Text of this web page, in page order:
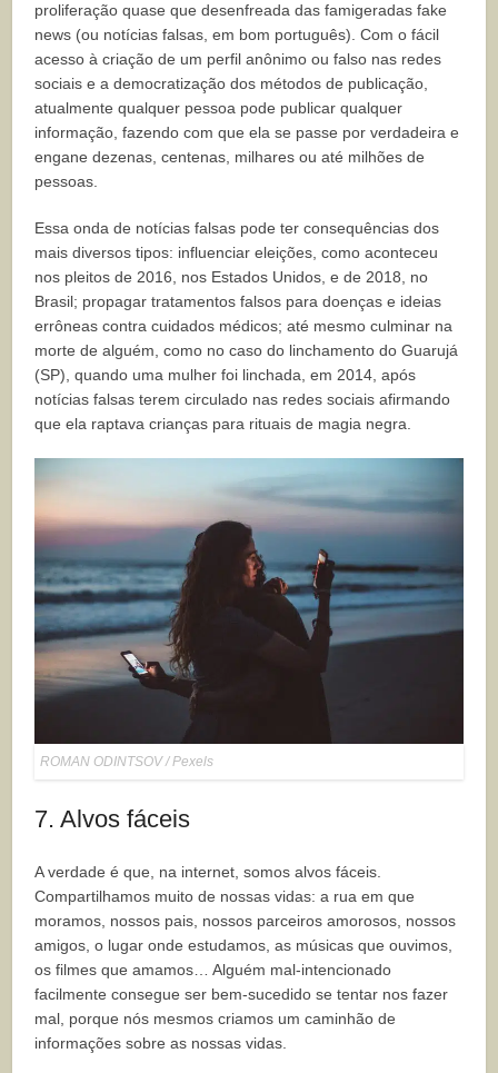
proliferação quase que desenfreada das famigeradas fake
news (ou notícias falsas, em bom português). Com o fácil
acesso à criação de um perfil anônimo ou falso nas redes
sociais e a democratização dos métodos de publicação,
atualmente qualquer pessoa pode publicar qualquer
informação, fazendo com que ela se passe por verdadeira e
engane dezenas, centenas, milhares ou até milhões de
pessoas.
Essa onda de notícias falsas pode ter consequências dos
mais diversos tipos: influenciar eleições, como aconteceu
nos pleitos de 2016, nos Estados Unidos, e de 2018, no
Brasil; propagar tratamentos falsos para doenças e ideias
errôneas contra cuidados médicos; até mesmo culminar na
morte de alguém, como no caso do linchamento do Guarujá
(SP), quando uma mulher foi linchada, em 2014, após
notícias falsas terem circulado nas redes sociais afirmando
que ela raptava crianças para rituais de magia negra.
ROMAN ODINTSOV / Pexels
7. Alvos fáceis
A verdade é que, na internet, somos alvos fáceis.
Compartilhamos muito de nossas vidas: a rua em que
moramos, nossos pais, nossos parceiros amorosos, nossos
amigos, o lugar onde estudamos, as músicas que ouvimos,
os filmes que amamos… Alguém mal-intencionado
facilmente consegue ser bem-sucedido se tentar nos fazer
mal, porque nós mesmos criamos um caminhão de
informações sobre as nossas vidas.